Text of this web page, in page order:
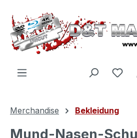
Zum Hauptinhalt springen
Du
Merchandise Bekleidung
Mund-Nasen-